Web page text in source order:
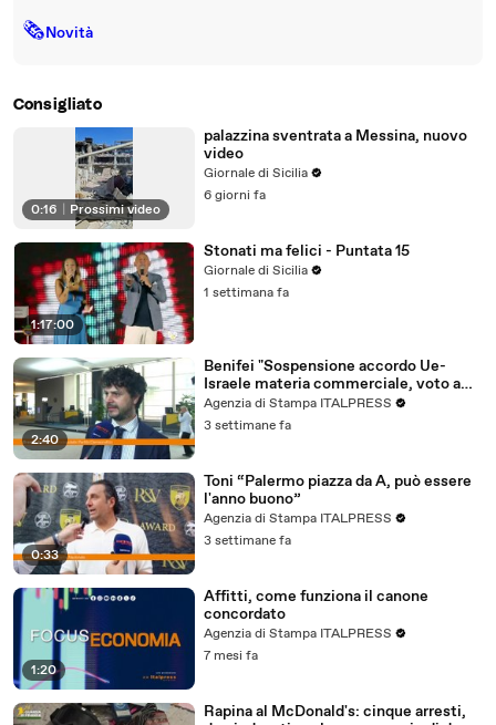
🗞Novità
Consigliato
0:16 Prossimi video
palazzina sventrata a Messina, nuovo
video
Giornale di Sicilia
6 giorni fa
1:17:00
Stonati ma felici - Puntata 15
Giornale di Sicilia
1 settimana fa
2:40
Benifei "Sospensione accordo Ue-
Israele materia commerciale, voto a
maggioranza"
Agenzia di Stampa ITALPRESS
3 settimane fa
0:33
Toni “Palermo piazza da A, può essere
l'anno buono”
Agenzia di Stampa ITALPRESS
3 settimane fa
1:20
Affitti, come funziona il canone
concordato
Agenzia di Stampa ITALPRESS
7 mesi fa
Rapina al McDonald's: cinque arresti,